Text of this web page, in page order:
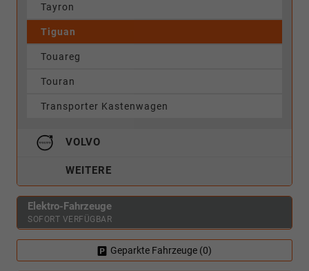
Tayron
Tiguan
Touareg
Touran
Transporter Kastenwagen
VOLVO
WEITERE
Elektro-Fahrzeuge
SOFORT VERFÜGBAR
Geparkte Fahrzeuge (0)